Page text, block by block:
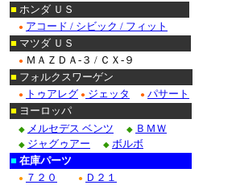
■ ホンダ ＵＳ
● アコード / シビック / フィット
■ マツダ ＵＳ
● ＭＡＺＤＡ-３ / ＣＸ-９
■ フォルクスワーゲン
● トゥアレグ ● ジェッタ ● パサート
■ ヨーロッパ
◆ メルセデス ベンツ ◆ ＢＭＷ
◆ ジャグゥアー ◆ ボルボ
■ 在庫パーツ
● ７２０ ● Ｄ２１